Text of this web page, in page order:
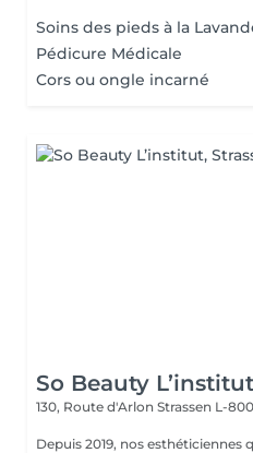
Soins des pieds à la
Pédicure Médicale
Cors ou ongle incarné
So Beauty L’institut
130, Route d'Arlon Strassen L-
Depuis 2019, nos esthéticiennes